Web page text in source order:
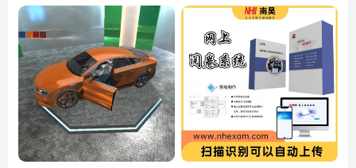
电子阅卷软件
学校阅卷系统